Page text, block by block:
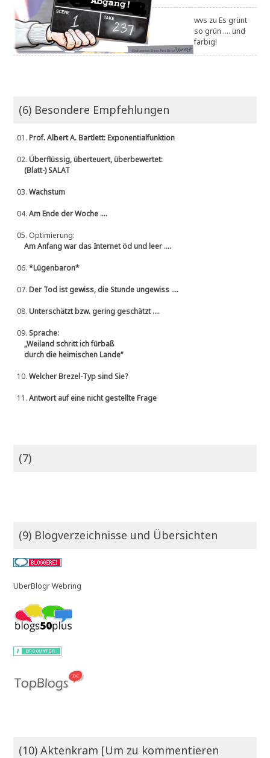
wvs zuEs grünt
so grün .... und
farbig!
(6) Besondere Empfehlungen
01.Prof. Albert A. Bartlett: Exponentialfunktion
02.Überflüssig, überteuert, überbewertet:
(Blatt-) SALAT
03.Wachstum
04.Am Ende der Woche ....
05. Optimierung:
Am Anfang war das Internet öd und leer ....
06.*Lügenbaron*
07.Der Tod ist gewiss, die Stunde ungewiss ....
08.Unterschätzt bzw. gering geschätzt ....
09.Sprache:
„Weiland schritt ich fürbaß
durch die heimischen Lande“
10.Welcher Brezel-Typ sind Sie?
11.Antwort auf eine nicht gestellte Frage
(7)
(9) Blogverzeichnisse und Übersichten
UberBlogr Webring
(10) Aktenkram [Um zu kommentieren